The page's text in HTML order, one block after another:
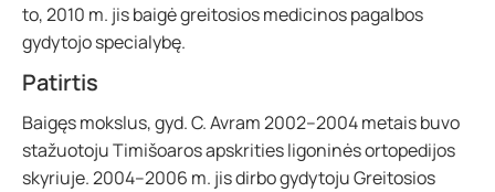
to, 2010 m. jis baigė greitosios medicinos pagalbos
gydytojo specialybę.
Patirtis
Baigęs mokslus, gyd. C. Avram 2002–2004 metais buvo
stažuotoju Timišoaros apskrities ligoninės ortopedijos
skyriuje. 2004–2006 m. jis dirbo gydytoju Greitosios